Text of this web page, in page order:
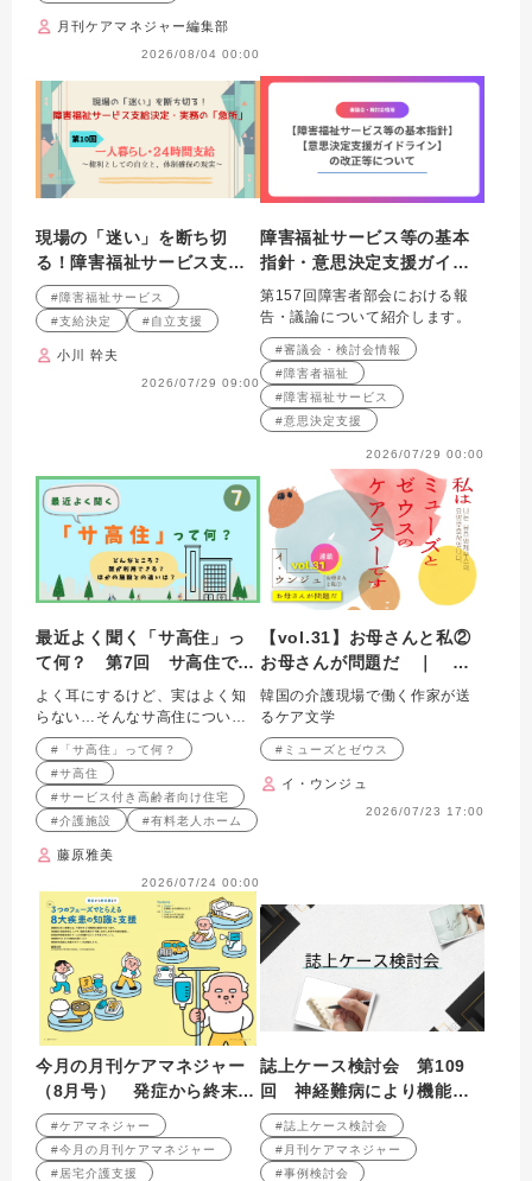
月刊ケアマネジャー編集部
2026/08/04 00:00
現場の「迷い」を断ち切
る！障害福祉サービス支給
決定・実務の「急所」 第10
回連載 一人暮らし・24時
間支給 ～権利としての自
立と、体制確保の現実～
#障害福祉サービス
#支給決定
#自立支援
小川 幹夫
2026/07/29 09:00
障害福祉サービス等の基本
指針・意思決定支援ガイド
ラインの改正等について
第157回障害者部会における報
告・議論について紹介します。
#審議会・検討会情報
#障害者福祉
#障害福祉サービス
#意思決定支援
2026/07/29 00:00
最近よく聞く「サ高住」っ
て何？ 第7回 サ高住で働
く介護職
よく耳にするけど、実はよく知
らない…そんなサ高住について
解説します
#「サ高住」って何？
#サ高住
#サービス付き高齢者向け住宅
#介護施設
#有料老人ホーム
藤原雅美
2026/07/24 00:00
【vol.31】お母さんと私②
お母さんが問題だ ｜ 私
はミューズとゼウスのケア
ラーです
韓国の介護現場で働く作家が送
るケア文学
#ミューズとゼウス
イ・ウンジュ
2026/07/23 17:00
今月の月刊ケアマネジャー
（8月号） 発症から終末期
まで 3つのフェーズでとら
える 8大疾患の知識と支援
#ケアマネジャー
#今月の月刊ケアマネジャー
#居宅介護支援
誌上ケース検討会 第109
回 神経難病により機能低
下が進行している利用者へ
の支援 （2009年7月号掲
載）
#誌上ケース検討会
#月刊ケアマネジャー
#事例検討会